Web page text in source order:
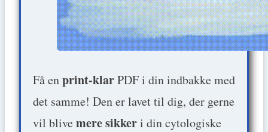
Få enprint-klarPDF i din indbakke med
det samme! Den er lavet til dig, der gerne
vil blivemere sikkeri din cytologiske